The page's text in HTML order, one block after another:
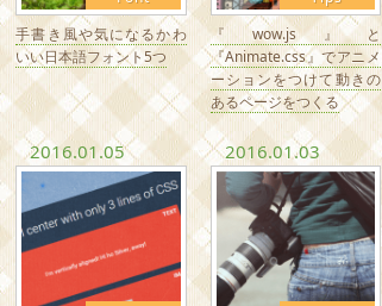
手書き風や気になるかわ
いい日本語フォント5つ
『wow.js』と
『Animate.css』でアニメ
ーションをつけて動きの
あるページをつくる
2016.01.05 2016.01.03